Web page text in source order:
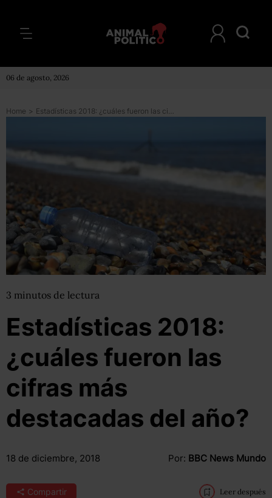
06 de agosto, 2026
Home > Estadísticas 2018: ¿cuáles fueron las cifras más destacadas del año?
3 minutos de lectura
Estadísticas 2018:
¿cuáles fueron las
cifras más
destacadas del año?
18 de diciembre, 2018 Por: BBC News Mundo
Compartir Leer después